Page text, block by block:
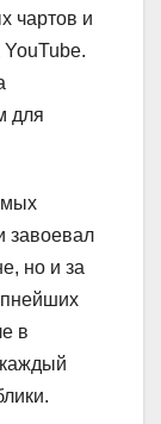
чартов и
для
завоевал
но и за
в